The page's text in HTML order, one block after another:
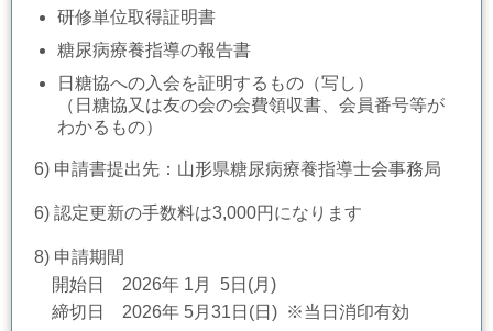
研修単位取得証明書
糖尿病療養指導の報告書
日糖協への入会を証明するもの（写し）
（日糖協又は友の会の会費領収書、会員番号等が
わかるもの）​
6) 申請書提出先：山形県糖尿病療養指導士会事務局
6) 認定更新の手数料は3,000円になります
8) 申請期間
開始日 2026年 1月 5日(月)
締切日 2026年 5月31日(日) ※当日消印有効